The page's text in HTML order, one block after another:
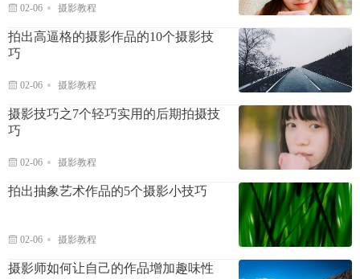
02-06 摄影教程
拍出高逼格的摄影作品的10个摄影技
巧
02-06 摄影教程
摄影技巧之7个轻巧实用的后期拍摄技
巧
02-06 摄影教程
拍出抽象艺术作品的5个摄影小技巧
02-06 摄影教程
摄影师如何让自己的作品增加趣味性